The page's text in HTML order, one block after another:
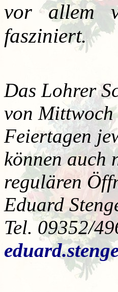
vor allem
fasziniert.
Das Lohrer
von Mittwoch
Feiertagen
können auch
regulären
Eduard
Tel. 09352/